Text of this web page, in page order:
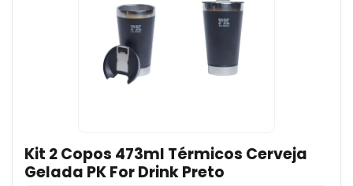
Kit 2 Copos 473ml Térmicos Cerveja
Gelada PK For Drink Preto